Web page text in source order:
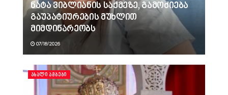
ნატა ვიბლიანის საქმეზე, გამოძიება
გაუპატიურების მუხლით
მიმდინარეობს
07/18/2026
ᲐᲮᲐᲚᲘ ᲐᲛᲑᲔᲑᲘ